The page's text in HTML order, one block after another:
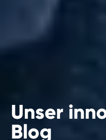
Unser
Blog